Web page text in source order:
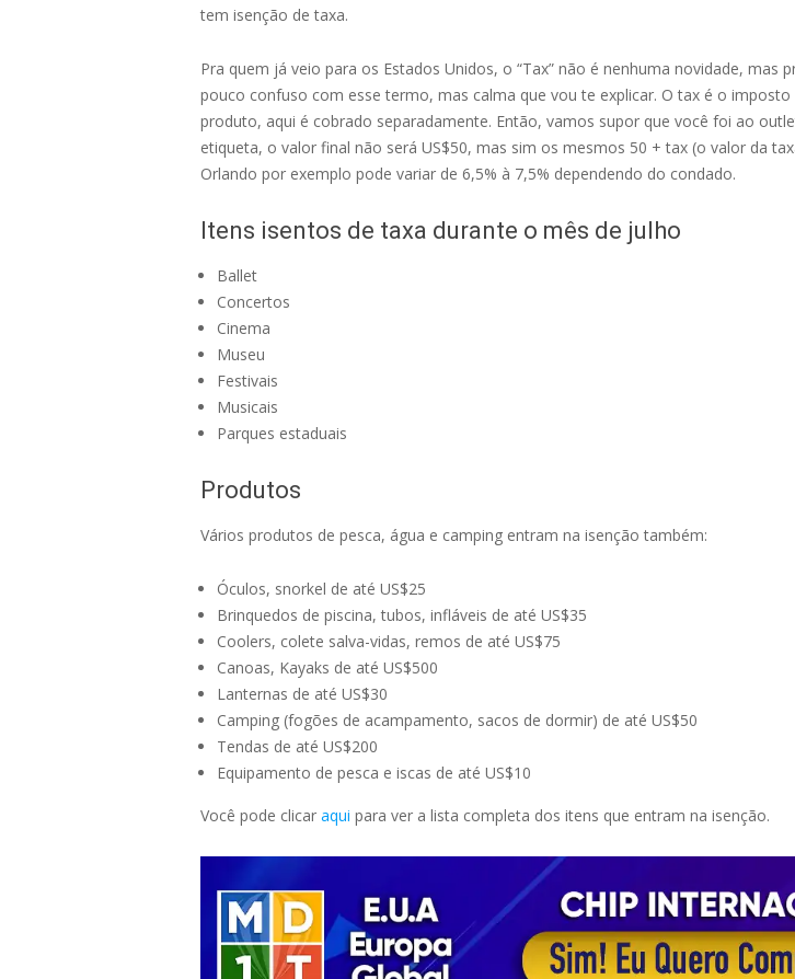
tem isenção de taxa.
Pra quem já veio para os Estados Unidos, o “Tax” não é nenhuma novidade,
pouco confuso com esse termo, mas calma que vou te explicar. O tax é o
produto, aqui é cobrado separadamente. Então, vamos supor que você foi ao
etiqueta, o valor final não será US$50, mas sim os mesmos 50 + tax (o valor da
Orlando por exemplo pode variar de 6,5% à 7,5% dependendo do condado.
Itens isentos de taxa durante o mês de julho
Ballet
Concertos
Cinema
Museu
Festivais
Musicais
Parques estaduais
Produtos
Vários produtos de pesca, água e camping entram na isenção também:
Óculos, snorkel de até US$25
Brinquedos de piscina, tubos, infláveis de até US$35
Coolers, colete salva-vidas, remos de até US$75
Canoas, Kayaks de até US$500
Lanternas de até US$30
Camping (fogões de acampamento, sacos de dormir) de até US$50
Tendas de até US$200
Equipamento de pesca e iscas de até US$10
Você pode clicar aqui para ver a lista completa dos itens que entram na isenção.